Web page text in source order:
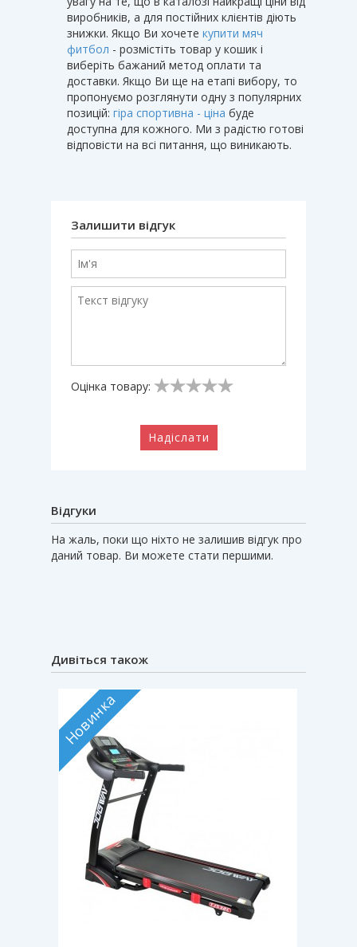
виробників, а для постійних клієнтів діють
знижки. Якщо Ви хочете купити мяч
фитбол - розмістіть товар у кошик і
виберіть бажаний метод оплати та
доставки. Якщо Ви ще на етапі вибору, то
пропонуємо розглянути одну з популярних
позицій: гіра спортивна - ціна буде
доступна для кожного. Ми з радістю готові
відповісти на всі питання, що виникають.
Залишити відгук
Оцінка товару:
Надіслати
Відгуки
На жаль, поки що ніхто не залишив відгук про
даний товар. Ви можете стати першими.
Дивіться також
Новинка